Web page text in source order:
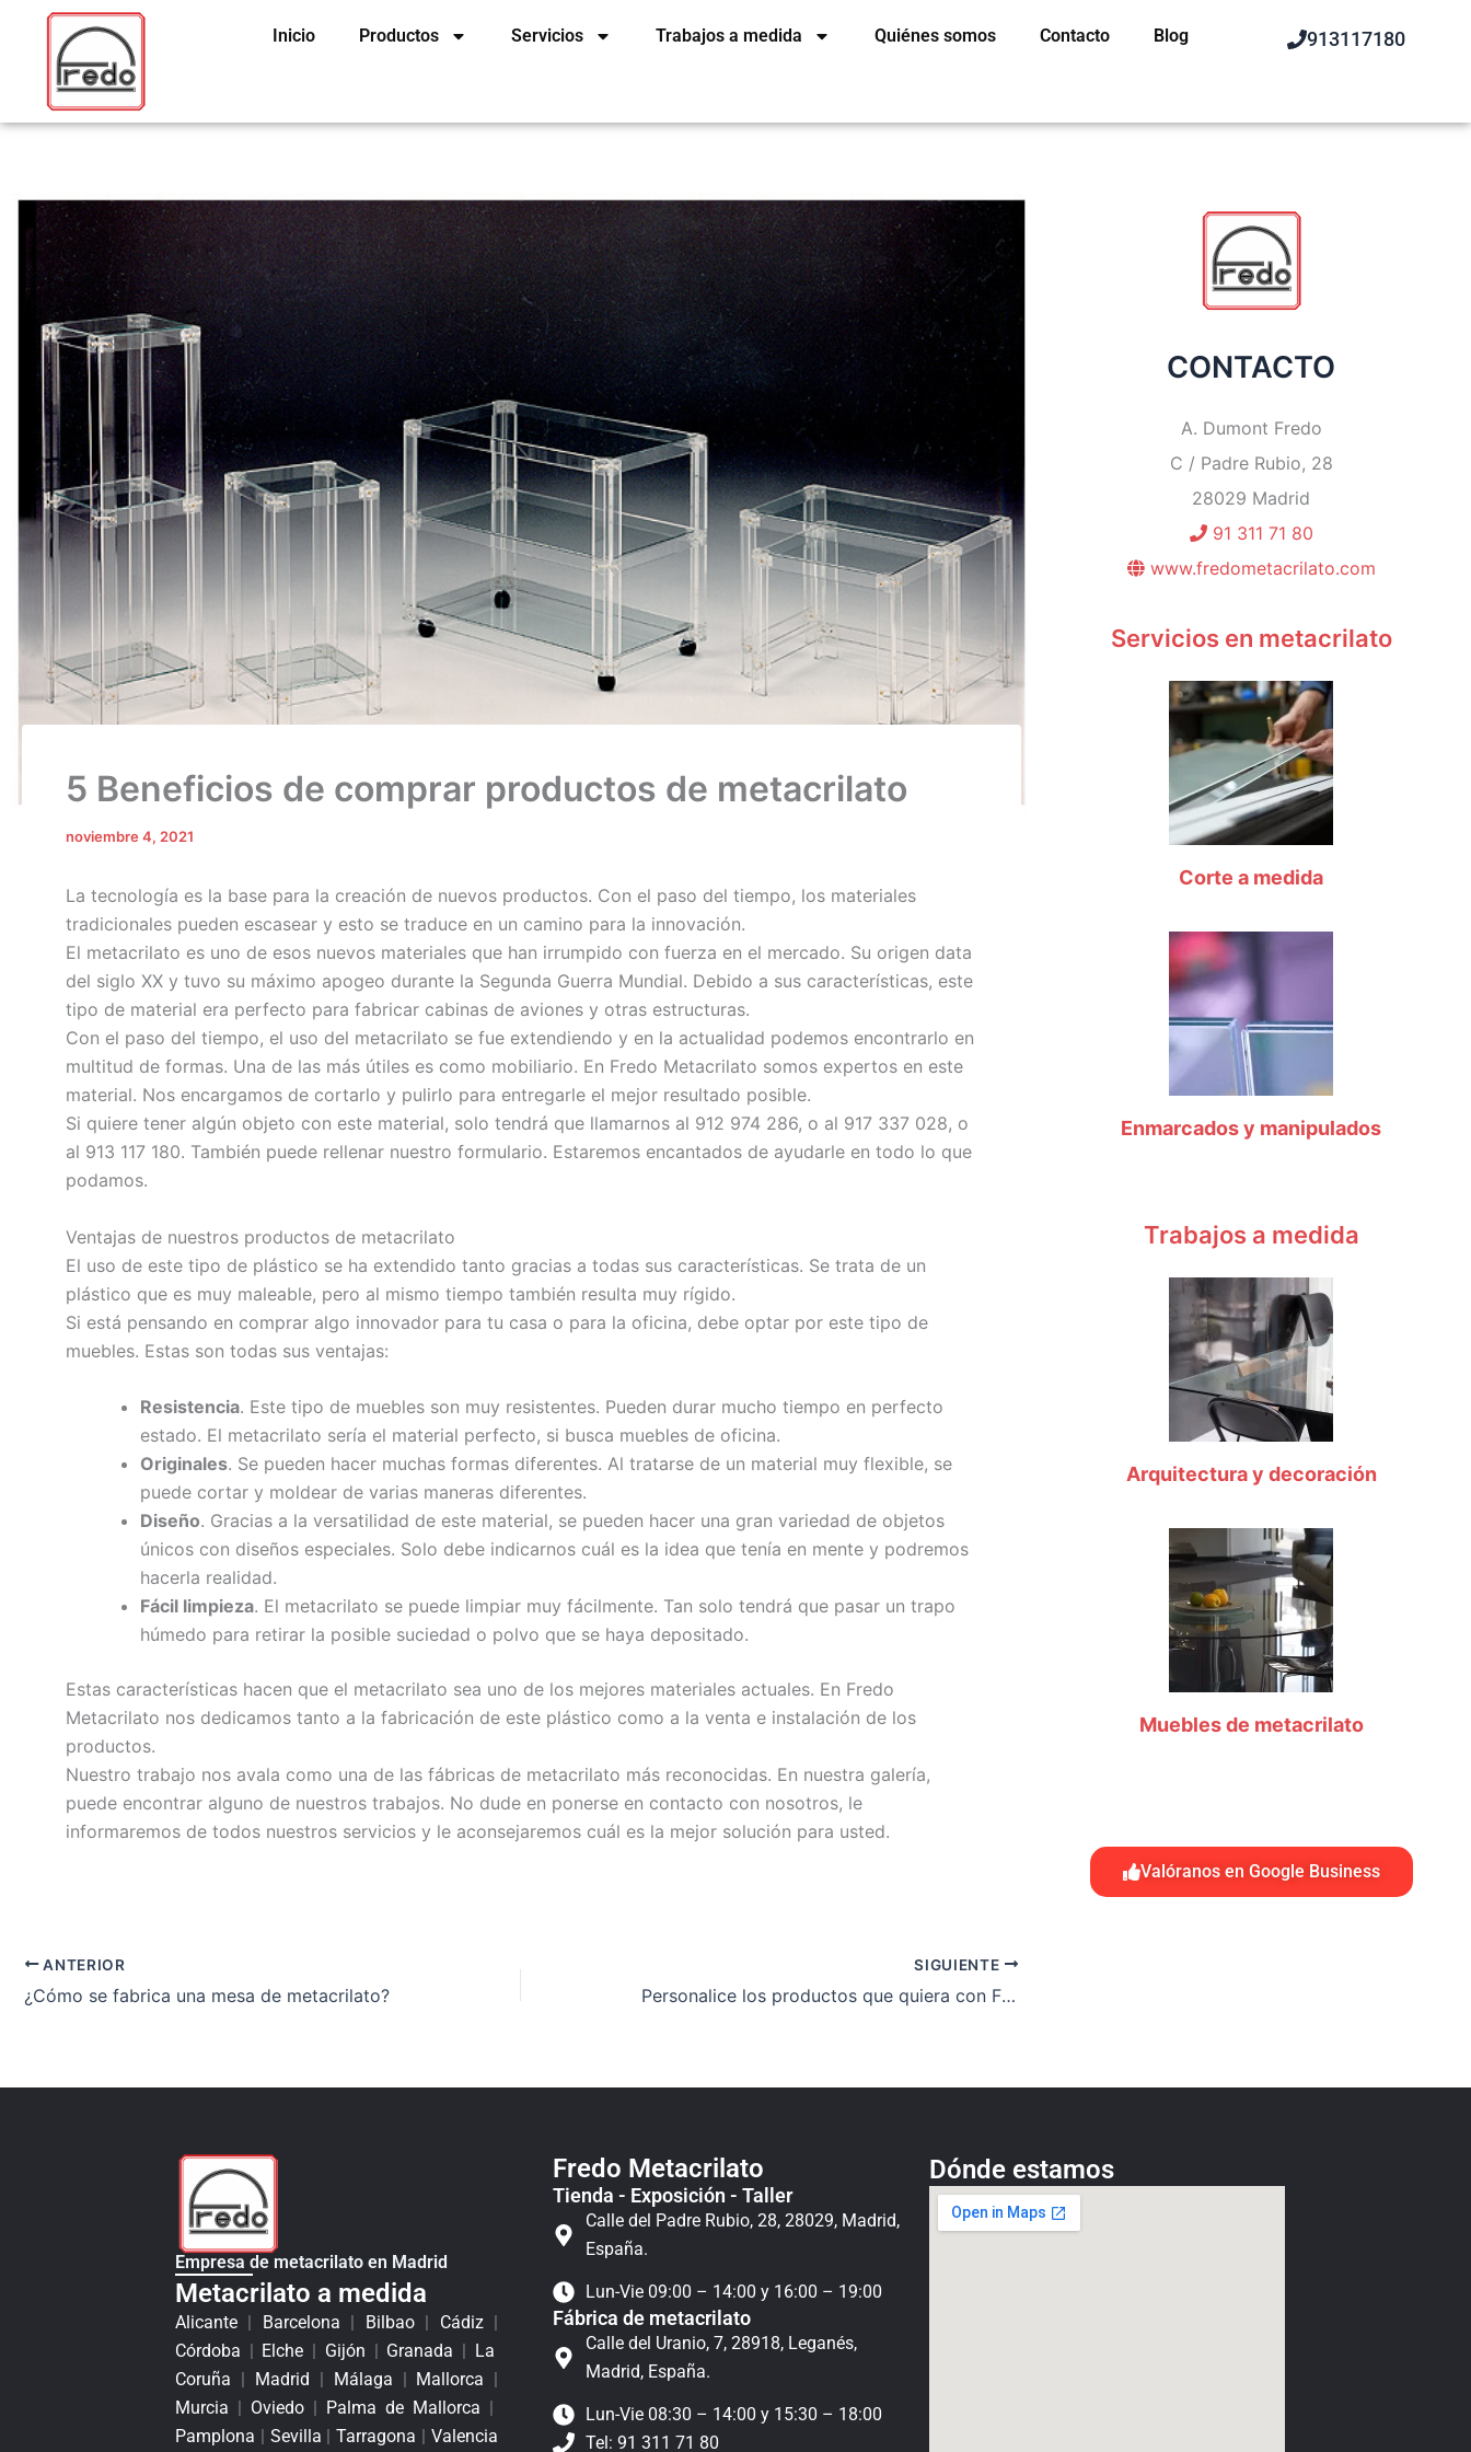
contenido
Inicio Productos Servicios Trabajos a medida Quiénes somos Contacto Blog 913117180
5 Beneficios de comprar productos de metacrilato
noviembre 4, 2021
La tecnología es la base para la creación de nuevos productos. Con el paso del tiempo, los materiales
tradicionales pueden escasear y esto se traduce en un camino para la innovación.
El metacrilato es uno de esos nuevos materiales que han irrumpido con fuerza en el mercado. Su origen data
del siglo XX y tuvo su máximo apogeo durante la Segunda Guerra Mundial. Debido a sus características, este
tipo de material era perfecto para fabricar cabinas de aviones y otras estructuras.
Con el paso del tiempo, el uso del metacrilato se fue extendiendo y en la actualidad podemos encontrarlo en
multitud de formas. Una de las más útiles es como mobiliario. En Fredo Metacrilato somos expertos en este
material. Nos encargamos de cortarlo y pulirlo para entregarle el mejor resultado posible.
Si quiere tener algún objeto con este material, solo tendrá que llamarnos al 912 974 286, o al 917 337 028, o
al 913 117 180. También puede rellenar nuestro formulario. Estaremos encantados de ayudarle en todo lo que
podamos.
Ventajas de nuestros productos de metacrilato
El uso de este tipo de plástico se ha extendido tanto gracias a todas sus características. Se trata de un
plástico que es muy maleable, pero al mismo tiempo también resulta muy rígido.
Si está pensando en comprar algo innovador para tu casa o para la oficina, debe optar por este tipo de
muebles. Estas son todas sus ventajas:
Resistencia. Este tipo de muebles son muy resistentes. Pueden durar mucho tiempo en perfecto
estado. El metacrilato sería el material perfecto, si busca muebles de oficina.
Originales. Se pueden hacer muchas formas diferentes. Al tratarse de un material muy flexible, se
puede cortar y moldear de varias maneras diferentes.
Diseño. Gracias a la versatilidad de este material, se pueden hacer una gran variedad de objetos
únicos con diseños especiales. Solo debe indicarnos cuál es la idea que tenía en mente y podremos
hacerla realidad.
Fácil limpieza. El metacrilato se puede limpiar muy fácilmente. Tan solo tendrá que pasar un trapo
húmedo para retirar la posible suciedad o polvo que se haya depositado.
Estas características hacen que el metacrilato sea uno de los mejores materiales actuales. En Fredo
Metacrilato nos dedicamos tanto a la fabricación de este plástico como a la venta e instalación de los
productos.
Nuestro trabajo nos avala como una de las fábricas de metacrilato más reconocidas. En nuestra galería,
puede encontrar alguno de nuestros trabajos. No dude en ponerse en contacto con nosotros, le
informaremos de todos nuestros servicios y le aconsejaremos cuál es la mejor solución para usted.
ANTERIOR
¿Cómo se fabrica una mesa de metacrilato?
SIGUIENTE
Personalice los productos que quiera con Fredo Metacrilato
CONTACTO
A. Dumont Fredo
C / Padre Rubio, 28
28029 Madrid
91 311 71 80
www.fredometacrilato.com
Servicios en metacrilato
Corte a medida
Enmarcados y manipulados
Trabajos a medida
Arquitectura y decoración
Muebles de metacrilato
Valóranos en Google Business
Empresa de metacrilato en Madrid
Metacrilato a medida
Alicante Barcelona Bilbao Cádiz
Córdoba
Elche Gijón Granada
La
Coruña
Madrid Málaga Mallorca
Murcia
Oviedo Palma de Mallorca
Pamplona
Sevilla Tarragona Valencia
Fredo Metacrilato
Tienda - Exposición - Taller
Calle del Padre Rubio, 28, 28029, Madrid,
España.
Lun-Vie 09:00 – 14:00 y 16:00 – 19:00
Fábrica de metacrilato
Calle del Uranio, 7, 28918, Leganés,
Madrid, España.
Lun-Vie 08:30 – 14:00 y 15:30 – 18:00
Tel: 91 311 71 80
Dónde estamos